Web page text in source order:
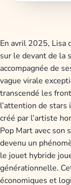
En avril 2025, Lisa
sur le devant de la
accompagnée de
vague virale
transcendé les
l’attention de stars
créé par l’artiste
Pop Mart avec son
devenu un
le jouet hybride
générationnelle.
économiques et